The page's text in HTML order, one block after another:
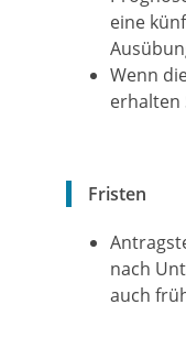
eine
Wenn
erhalten
Fristen
nach
auch